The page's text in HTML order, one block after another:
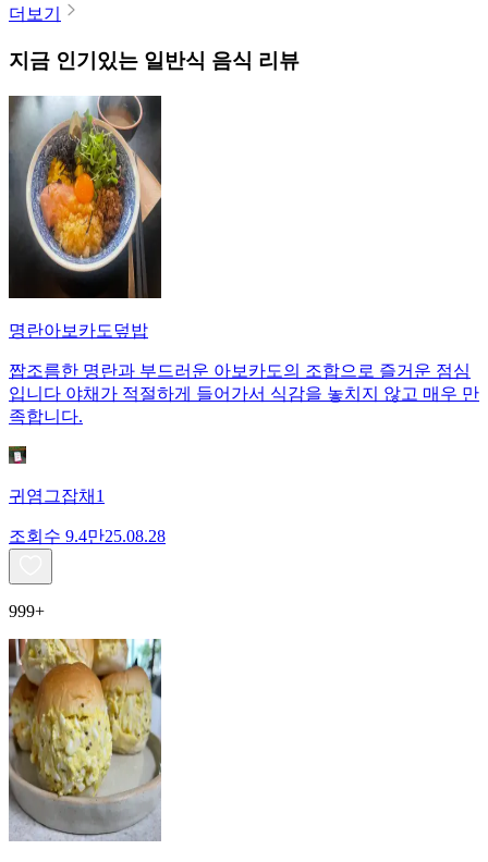
더보기
지금 인기있는 일반식 음식 리뷰
명란아보카도덮밥
짭조름한 명란과 부드러운 아보카도의 조합으로 즐거운 점심
입니다 야채가 적절하게 들어가서 식감을 놓치지 않고 매우 만
족합니다.
귀염그잡채1
조회수 9.4만25.08.28
999+